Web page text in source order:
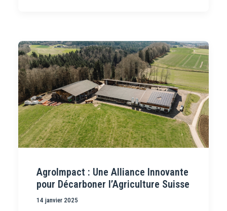
AgroImpact : Une Alliance Innovante
pour Décarboner l’Agriculture Suisse
14 janvier 2025